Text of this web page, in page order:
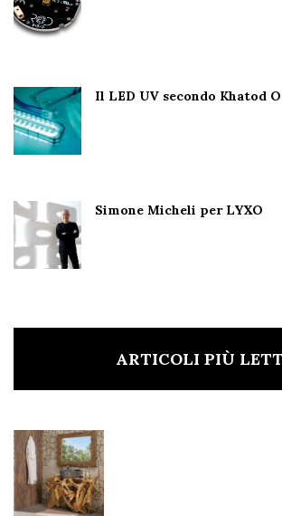
Il LED UV secondo Khatod
Simone Micheli per LYXO
ARTICOLI PIÙ